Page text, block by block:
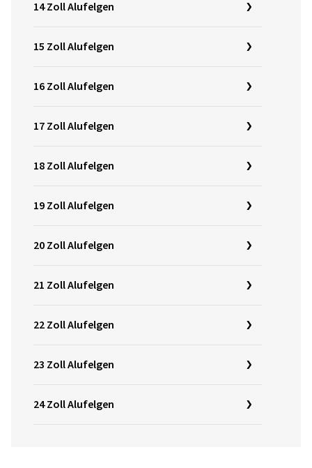
14 Zoll Alufelgen
15 Zoll Alufelgen
16 Zoll Alufelgen
17 Zoll Alufelgen
18 Zoll Alufelgen
19 Zoll Alufelgen
20 Zoll Alufelgen
21 Zoll Alufelgen
22 Zoll Alufelgen
23 Zoll Alufelgen
24 Zoll Alufelgen